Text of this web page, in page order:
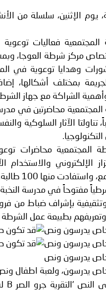
لمجلس وزراء الداخلية
الإثنين، سلسلة من
فعاليات
مركز شرطة العوجا،
وهدايا توعوية في
بمختلف أشكالها،
الشراكة مع جهاز
محاضرتين في
الإلكترونية، بمشاركة 55 طالباً،
المجتمعية محاضرات
الإلكتروني والاستخدام
منها 100 طالبة.
مفتوحاً في مدرسة النخبة
وتثقيفية بإشراف ضباط من
وتعريفهم بطبيعة عمل الشرطة